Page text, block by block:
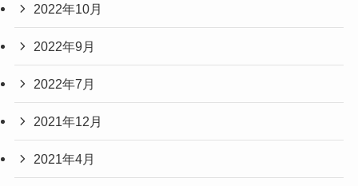
2022年10月
2022年9月
2022年7月
2021年12月
2021年4月